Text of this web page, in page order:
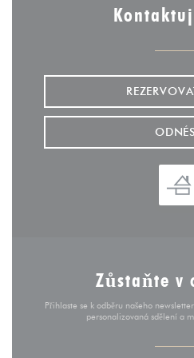
Zůstaňte v
Přihlaste se k odběru našeho
personalizovaná sdělení a